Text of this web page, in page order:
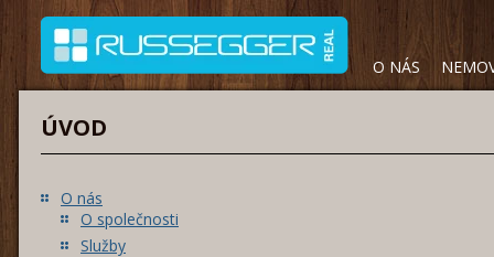
O NÁS
ÚVOD
O nás
O společnosti
Služby